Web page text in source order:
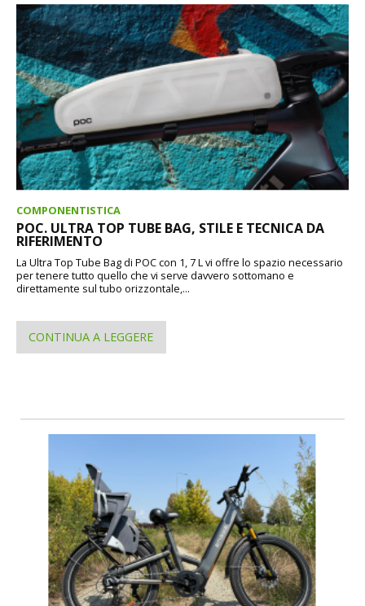
COMPONENTISTICA
POC. ULTRA TOP TUBE BAG, STILE E TECNICA DA
RIFERIMENTO
La Ultra Top Tube Bag di POC con 1, 7 L vi offre lo spazio necessario
per tenere tutto quello che vi serve davvero sottomano e
direttamente sul tubo orizzontale,...
CONTINUA A LEGGERE